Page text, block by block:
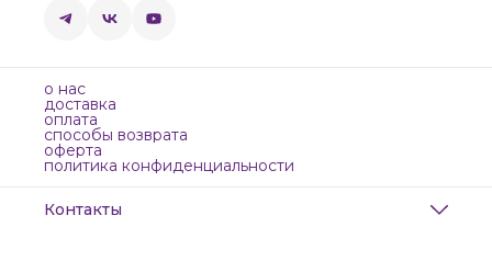
о нас
доставка
оплата
способы возврата
оферта
политика конфиденциальности
Контакты